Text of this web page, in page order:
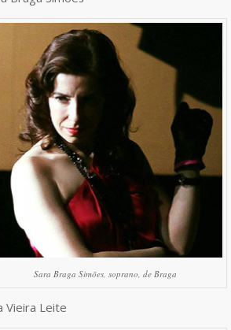
Sara Braga Simões, soprano, de Braga
Vieira Leite